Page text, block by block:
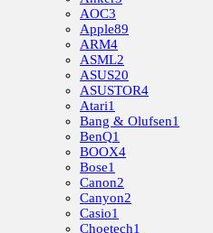
AOC3
Apple89
ARM4
ASML2
ASUS20
ASUSTOR4
Atari1
Bang & Olufsen1
BenQ1
BOOX4
Bose1
Canon2
Canyon2
Casio1
Choetech1